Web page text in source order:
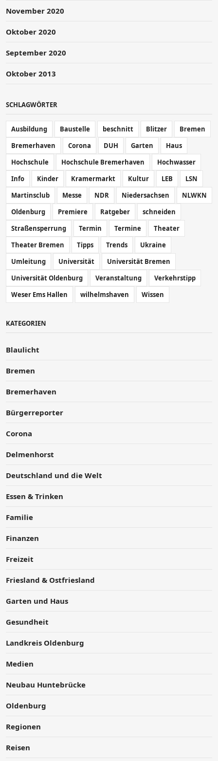
November 2020
Oktober 2020
September 2020
Oktober 2013
SCHLAGWÖRTER
Ausbildung Baustelle beschnitt Blitzer
Bremen
Bremerhaven
Corona DUH Garten
Haus
Hochschule
Hochschule Bremerhaven
Hochwasser
Info
Kinder Kramermarkt Kultur LEB
LSN
Martinsclub
Messe NDR Niedersachsen
NLWKN
Oldenburg
Premiere Ratgeber
schneiden
Straßensperrung
Termin Termine
Theater
Theater Bremen
Tipps Trends
Ukraine
Umleitung
Universität
Universität Bremen
Universität Oldenburg
Veranstaltung
Verkehrstipp
Weser Ems Hallen
wilhelmshaven Wissen
KATEGORIEN
Blaulicht
Bremen
Bremerhaven
Bürgerreporter
Corona
Delmenhorst
Deutschland und die Welt
Essen & Trinken
Familie
Finanzen
Freizeit
Friesland & Ostfriesland
Garten und Haus
Gesundheit
Landkreis Oldenburg
Medien
Neubau Huntebrücke
Oldenburg
Regionen
Reisen